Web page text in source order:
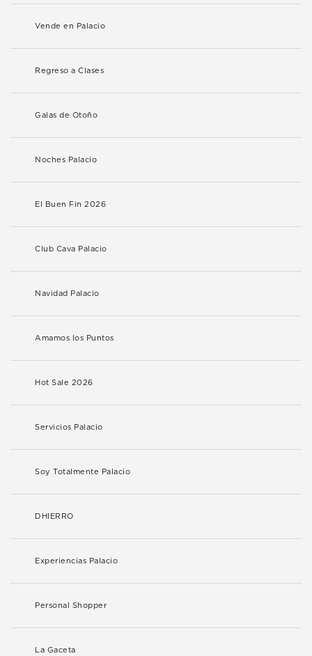
Vende en Palacio
Regreso a Clases
Galas de Otoño
Noches Palacio
El Buen Fin 2026
Club Cava Palacio
Navidad Palacio
Amamos los Puntos
Hot Sale 2026
Servicios Palacio
Soy Totalmente Palacio
DHIERRO
Experiencias Palacio
Personal Shopper
La Gaceta